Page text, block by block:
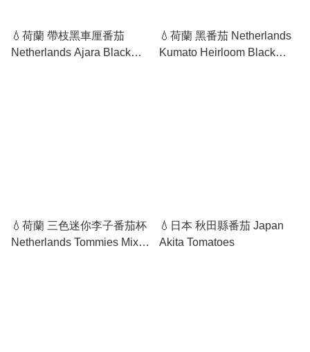
💧荷蘭 帶枝黑車厘番茄
Netherlands Ajara Black
💧荷蘭 黑番茄 Netherlands
Kumato Heirloom Black
💧荷蘭 三色迷你李子番茄杯
Netherlands Tommies Mixed
💧日本 秋田縣番茄 Japan
Akita Tomatoes